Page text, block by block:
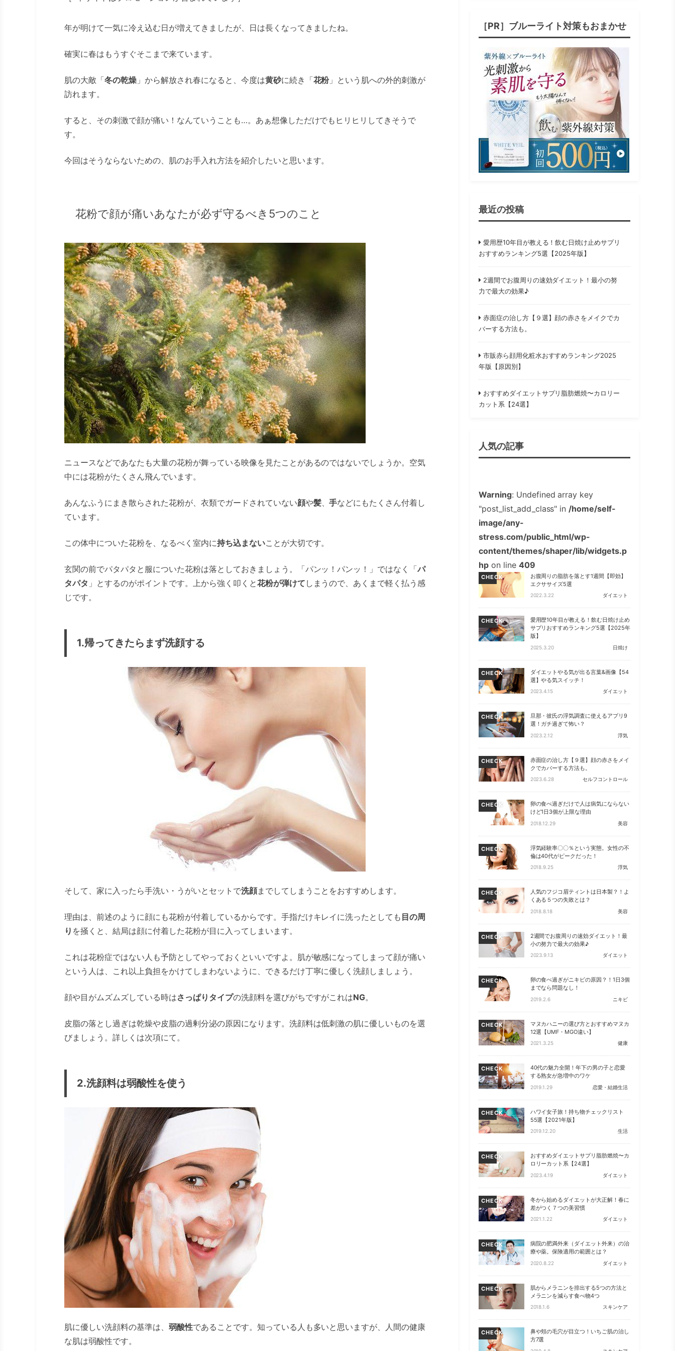
年が明けて一気に冷え込む日が増えてきましたが、日は長くなってきましたね。
確実に春はもうすぐそこまで来ています。
肌の大敵「冬の乾燥」から解放され春になると、今度は黄砂に続き「花粉」という肌への外的刺激が
訪れます。
すると、その刺激で顔が痛い！なんていうことも…。あぁ想像しただけでもヒリヒリしてきそうで
す。
今回はそうならないための、肌のお手入れ方法を紹介したいと思います。
花粉で顔が痛いあなたが必ず守るべき5つのこと
ニュースなどであなたも大量の花粉が舞っている映像を見たことがあるのではないでしょうか。空気
中には花粉がたくさん飛んでいます。
あんなふうにまき散らされた花粉が、衣類でガードされていない顔や髪、手などにもたくさん付着し
ています。
この体中についた花粉を、なるべく室内に持ち込まないことが大切です。
玄関の前でパタパタと服についた花粉は落としておきましょう。「パンッ！パンッ！」ではなく「パ
タパタ 」とするのがポイントです。上から強く叩くと花粉が弾けて しまうので、あくまで軽く払う感
じです。
1.帰ってきたらまず洗顔する
そして、家に入ったら手洗い・うがいとセットで洗顔までしてしまうことをおすすめします。
理由は、前述のように顔にも花粉が付着しているからです。手指だけキレイに洗ったとしても 目の周
り を掻くと、結局は顔に付着した花粉が目に入ってしまいます。
これは花粉症ではない人も予防としてやっておくといいですよ。肌が敏感になってしまって顔が痛い
という人は、これ以上負担をかけてしまわないように、できるだけ丁寧に優しく洗顔しましょう。
顔や目がムズムズしている時はさっぱりタイプの洗顔料を選びがちですがこれはNG。
皮脂の落とし過ぎは乾燥や皮脂の過剰分泌の原因になります。洗顔料は低刺激の肌に優しいものを選
びましょう。詳しくは次項にて。
2.洗顔料は弱酸性を使う
肌に優しい洗顔料の基準は、 弱酸性であることです。知っている人も多いと思いますが、人間の健康
な肌は弱酸性です。
［PR］ブルーライト対策もおまかせ
最近の投稿
愛用歴10年目が教える！飲む日焼け止めサプリ
おすすめランキング5選【2025年版】
2週間でお腹周りの速効ダイエット！最小の努
力で最大の効果♪
赤面症の治し方【９選】顔の赤さをメイクでカ
バーする方法も。
市販赤ら顔用化粧水おすすめランキング2025
年版【原因別】
おすすめダイエットサプリ脂肪燃焼〜カロリー
カット系【24選】
人気の記事
Warning: Undefined array key
"post_list_add_class" in /home/self-
image/any-
stress.com/public_html/wp-
content/themes/shaper/lib/widgets.p
hpon line 409
CHECK
お腹周りの脂肪を落とす1週間【即効】
エクササイズ5選
2022.3.22 ダイエット
CHECK
愛用歴10年目が教える！飲む日焼け止め
サプリおすすめランキング5選【2025年
版】
2025.3.20 日焼け
CHECK
ダイエットやる気が出る言葉&画像【54
選】やる気スイッチ！
2023.4.15 ダイエット
CHECK
旦那・彼氏の浮気調査に使えるアプリ9
選！ガチ過ぎて怖い？
2023.2.12 浮気
CHECK
赤面症の治し方【９選】顔の赤さをメイ
クでカバーする方法も。
2023.6.28 セルフコントロール
CHECK
卵の食べ過ぎだけで人は病気にならない
けど1日3個が上限な理由
2018.12.29 美容
CHECK
浮気経験率〇〇％という実態。女性の不
倫は40代がピークだった！
2018.9.25 浮気
CHECK
人気のフジコ眉ティントは日本製？！よ
くある５つの失敗とは？
2018.8.18 美容
CHECK
2週間でお腹周りの速効ダイエット！最
小の努力で最大の効果♪
2023.9.13 ダイエット
CHECK
卵の食べ過ぎがニキビの原因？！1日3個
までなら問題なし！
2019.2.6 ニキビ
CHECK
マヌカハニーの選び方とおすすめマヌカ
12選【UMF・MGO違い】
2021.3.25 健康
CHECK
40代の魅力全開！年下の男の子と恋愛
する熟女が急増中のワケ
2019.1.29 恋愛・結婚生活
CHECK
ハワイ女子旅！持ち物チェックリスト
55選【2021年版】
2019.12.20 生活
CHECK
おすすめダイエットサプリ脂肪燃焼〜カ
ロリーカット系【24選】
2023.4.19 ダイエット
CHECK
冬から始めるダイエットが大正解！春に
差がつく７つの美習慣
2021.1.22 ダイエット
CHECK
病院の肥満外来（ダイエット外来）の治
療や薬。保険適用の範囲とは？
2020.8.22 ダイエット
CHECK
肌からメラニンを排出する5つの方法と
メラニンを減らす食べ物4つ
2018.1.6 スキンケア
CHECK
鼻や頬の毛穴が目立つ！いちご肌の治し
方7選